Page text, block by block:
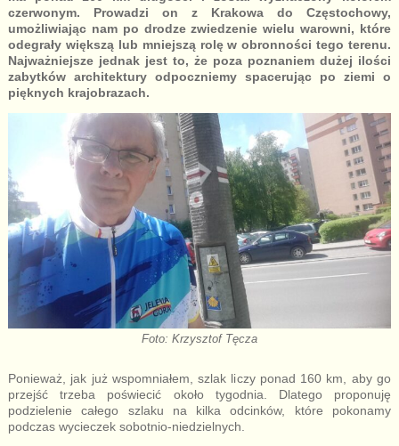
czerwonym. Prowadzi on z Krakowa do Częstochowy,
umożliwiając nam po drodze zwiedzenie wielu warowni, które
odegrały większą lub mniejszą rolę w obronności tego terenu.
Najważniejsze jednak jest to, że poza poznaniem dużej ilości
zabytków architektury odpoczniemy spacerując po ziemi o
pięknych krajobrazach.
Foto: Krzysztof Tęcza
Ponieważ, jak już wspomniałem, szlak liczy ponad 160 km, aby go
przejść trzeba poświecić około tygodnia. Dlatego proponuję
podzielenie całego szlaku na kilka odcinków, które pokonamy
podczas wycieczek sobotnio-niedzielnych.